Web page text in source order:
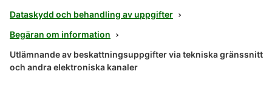
Dataskydd och behandling av uppgifter
Begäran om information
Utlämnande av beskattningsuppgifter via tekniska gränssnitt
och andra elektroniska kanaler